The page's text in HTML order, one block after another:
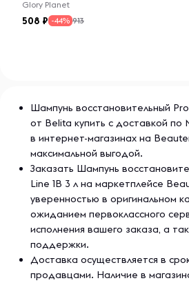
Glory Planet
508 -44% 913
Шампунь восстановительный
от Belita купить с доставкой по
в интернет-магазинах на
максимальной выгодой.
Заказать Шампунь
Line 1В 3 л на маркетплейсе
уверенностью в оригинальном
ожиданием первоклассного
исполнения вашего заказа, а
поддержки.
Доставка осуществляется в
продавцами. Наличие в